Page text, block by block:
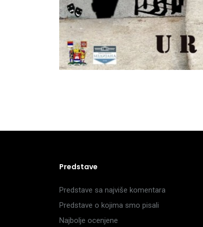
Predstave
Predstave sa najviše komentara
Predstave o kojima smo pisali
Najbolje ocenjene